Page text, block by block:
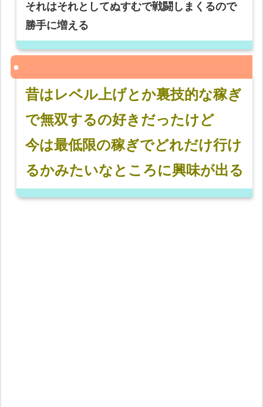
それはそれとしてぬすむで戦闘しまくるので
勝手に増える
昔はレベル上げとか裏技的な稼ぎ
で無双するの好きだったけど
今は最低限の稼ぎでどれだけ行け
るかみたいなところに興味が出る